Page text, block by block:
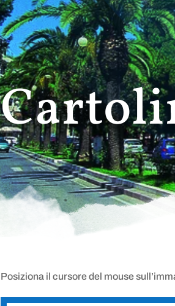
Posiziona il cursore del mouse